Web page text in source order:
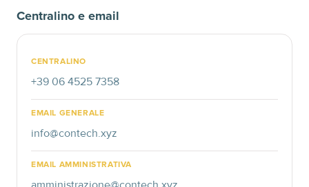
Centralino e email
CENTRALINO
+39 06 4525 7358
EMAIL GENERALE
info@contech.xyz
EMAIL AMMINISTRATIVA